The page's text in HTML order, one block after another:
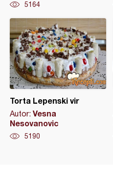
5164
Torta Lepenski vir
Autor: Vesna
Nesovanovic
5190